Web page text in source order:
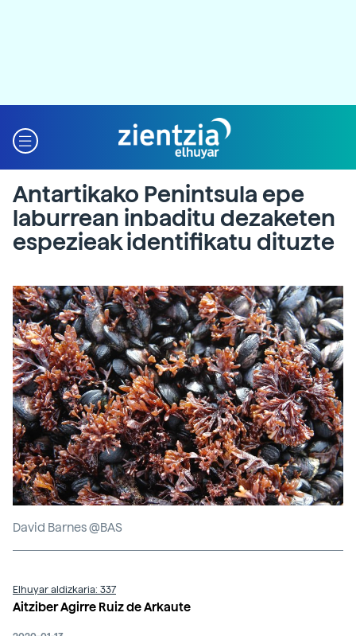
Antartikako Penintsula epe
laburrean inbaditu dezaketen
espezieak identifikatu dituzte
David Barnes @BAS
Elhuyar aldizkaria: 337
Aitziber Agirre Ruiz de Arkaute